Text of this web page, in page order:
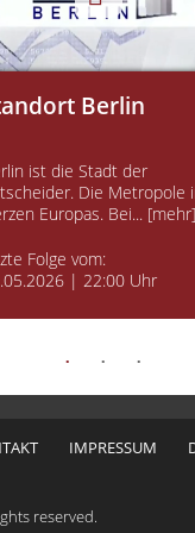
Berlin
ist die Stadt der
Die Metropole
Europas. Bei... [mehr]
Folge vom:
| 22:00 Uhr
IMPRESSUM
reserved.